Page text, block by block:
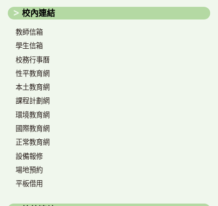
校內連結
教師信箱
學生信箱
校務行事曆
性平教育網
本土教育網
課程計劃網
環境教育網
國際教育網
正常教育網
設備報修
場地預約
平板借用